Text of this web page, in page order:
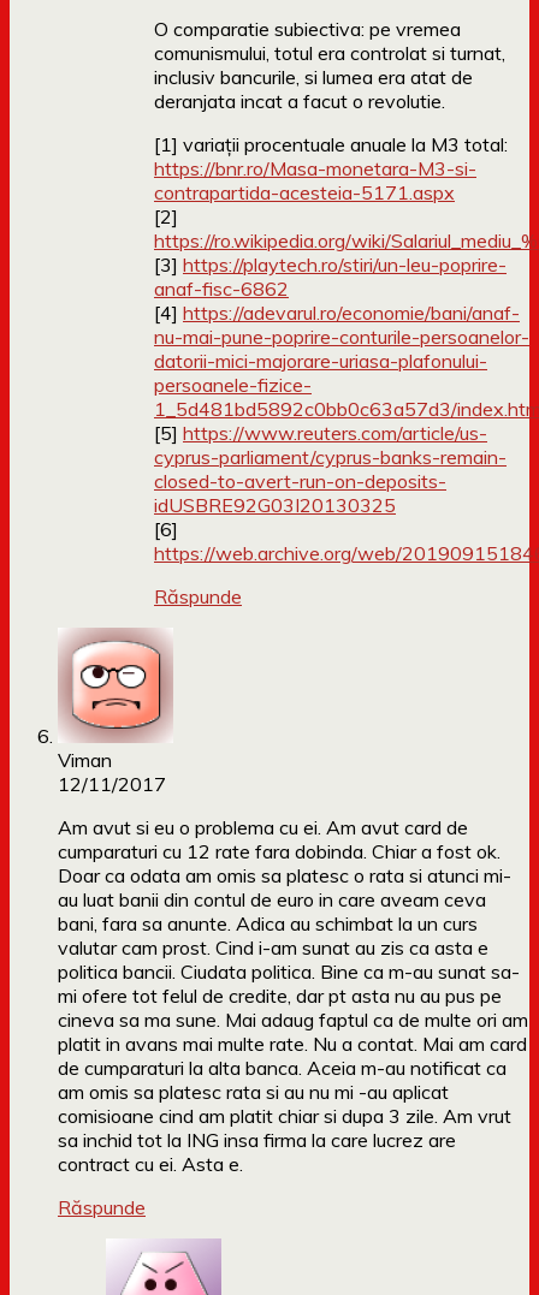
O comparatie subiectiva: pe vremea
comunismului, totul era controlat si turnat,
inclusiv bancurile, si lumea era atat de
deranjata incat a facut o revolutie.
[1] variaţii procentuale anuale la M3 total:
https://bnr.ro/Masa-monetara-M3-si-
contrapartida-acesteia-5171.aspx
[2]
https://ro.wikipedia.org/wiki/
[3] https://playtech.ro/stiri/un-leu-poprire-
anaf-fisc-6862
[4] https://adevarul.ro/economie/bani/anaf-
nu-mai-pune-poprire-conturile-persoanelor-
datorii-mici-majorare-uriasa-plafonului-
persoanele-fizice-
1_5d481bd5892c0bb0c63a57d3/
[5] https://www.reuters.com/article/us-
cyprus-parliament/cyprus-banks-remain-
closed-to-avert-run-on-deposits-
idUSBRE92G03I20130325
[6]
https://web.archive.org/web/
Răspunde
Viman
12/11/2017
Am avut si eu o problema cu ei. Am avut card de
cumparaturi cu 12 rate fara dobinda. Chiar a fost ok.
Doar ca odata am omis sa platesc o rata si atunci mi-
au luat banii din contul de euro in care aveam ceva
bani, fara sa anunte. Adica au schimbat la un curs
valutar cam prost. Cind i-am sunat au zis ca asta e
politica bancii. Ciudata politica. Bine ca m-au sunat sa-
mi ofere tot felul de credite, dar pt asta nu au pus pe
cineva sa ma sune. Mai adaug faptul ca de multe ori am
platit in avans mai multe rate. Nu a contat. Mai am card
de cumparaturi la alta banca. Aceia m-au notificat ca
am omis sa platesc rata si au nu mi -au aplicat
comisioane cind am platit chiar si dupa 3 zile. Am vrut
sa inchid tot la ING insa firma la care lucrez are
contract cu ei. Asta e.
Răspunde